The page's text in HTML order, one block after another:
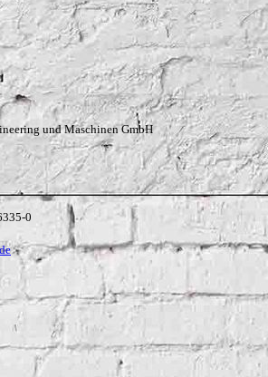
und Maschinen GmbH
0